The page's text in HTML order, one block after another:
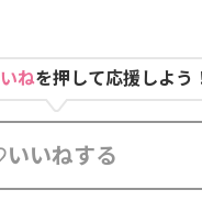
ねを押して応援しよう
いいねする